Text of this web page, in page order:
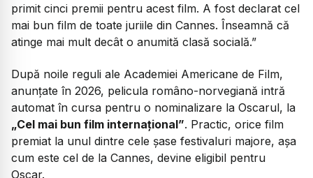
primit cinci premii pentru acest film. A fost declarat cel
mai bun film de toate juriile din Cannes. Înseamnă că
atinge mai mult decât o anumită clasă socială.”
După noile reguli ale Academiei Americane de Film,
anunțate în 2026, pelicula româno-norvegiană intră
automat în cursa pentru o nominalizare la Oscarul, la
„Cel mai bun film internațional”. Practic, orice film
premiat la unul dintre cele șase festivaluri majore, așa
cum este cel de la Cannes, devine eligibil pentru
Oscar.